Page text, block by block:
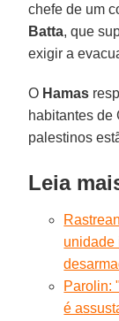
chefe de um
Batta, que
exigir a
O Hamas
habitantes de
palestinos
Leia
unidade
Parolin:
é